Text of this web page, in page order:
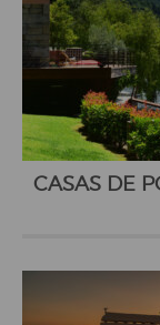
CASAS DE